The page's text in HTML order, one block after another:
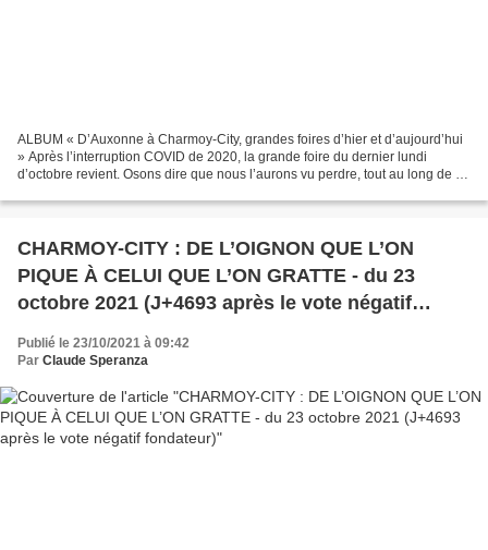
ALBUM « D’Auxonne à Charmoy-City, grandes foires d’hier et d’aujourd’hui
» Après l’interruption COVID de 2020, la grande foire du dernier lundi
d’octobre revient. Osons dire que nous l’aurons vu perdre, tout au long de la
CHARMOY-CITY : DE L’OIGNON QUE L’ON
PIQUE À CELUI QUE L’ON GRATTE - du 23
octobre 2021 (J+4693 après le vote négatif
Publié le 23/10/2021 à 09:42
Par Claude Speranza